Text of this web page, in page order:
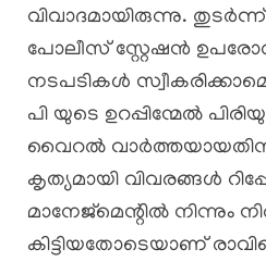
വിവാദമായിരുന്നു. തുടർന്ന്
പോലീസ് സ്റ്റേഷൻ
നടപടികൾ
പി യുടെ ഉറപ്പിന്മേൽ
വൈറൽ
കൃത്യമായി വിവരങ്ങൾ
മാനേജ്മെന്റിൽ നിന്നും
കിട്ടിയതോടെയാണ്